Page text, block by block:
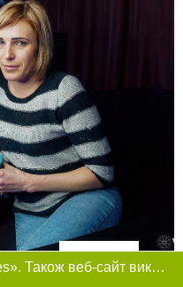
Фільтри
Цей сайт використовує «cookies». Також веб-сайт використовує інтернет-сервіс для збору технічних даних стосовно відвідувачів з метою отримання маркетингової та статистичної інформації. Умови обробки даних відвідувачів сайту див.